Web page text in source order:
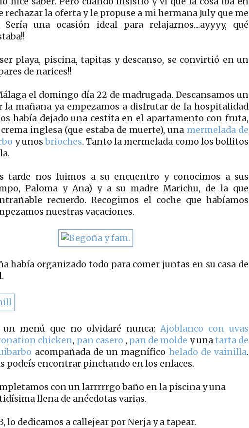
rechazar la oferta y le propuse a mi hermana July que me
Sería una ocasión ideal para relajarnos....ayyyy, qué
playa, piscina, tapitas y descanso, se convirtió en un
de narices!!
el domingo día 22 de madrugada. Descansamos un
la mañana ya empezamos a disfrutar de la hospitalidad
había dejado una cestita en el apartamento con fruta,
inglesa (que estaba de muerte), una mermelada de
y unosbrioches. Tanto la mermelada como los bollitos
tarde nos fuimos a su encuentro y conocimos a sus
Paloma y Ana) y a su madre Marichu, de la que
recuerdo. Recogimos el coche que habíamos
nuestras vacaciones.
había organizado todo para comer juntas en su casa de
un menú que no olvidaré nunca:Ajoblanco con uvas
chicken, pan casero , pan de molde y unatarta de
acompañada de un magnífico helado de vainilla.
podeís encontrar pinchando en los enlaces.
con un larrrrrgo baño en la piscina y una
llena de anécdotas varias.
lo dedicamos a callejear por Nerja y a tapear.